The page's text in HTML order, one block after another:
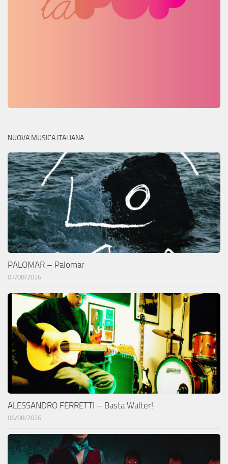
NUOVA MUSICA ITALIANA
PALOMAR – Palomar
07/08/2026
ALESSANDRO FERRETTI – Basta Walter!
06/08/2026